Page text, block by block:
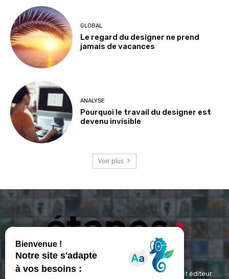
GLOBAL
Le regard du designer ne prend
jamais de vacances
ANALYSE
Pourquoi le travail du designer est
devenu invisible
Voir plus
ETAPES : Magazine Média de référence depuis 1994 et éditeur